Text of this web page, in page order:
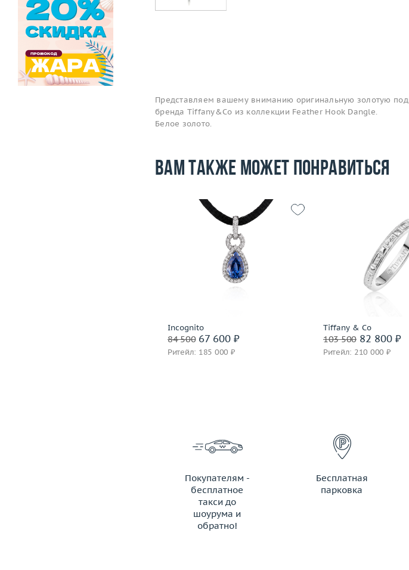
Представляем вашему вниманию оригинальную золотую
бренда Tiffany&Co из коллекции Feather Hook Dangle.
Белое золото.
Вам также может понравиться
Incognito
84 50067 600 ₽
Ритейл: 185 000 ₽
золото 585 пробы
Подробнее
Tiffany & Co
103 50082 800 ₽
Ритейл: 210 000 ₽
платина
Подробнее
Покупателям -
бесплатное
такси до
шоурума и
обратно!
ЗАКАЗАТЬ ТАКСИ
Бесплатная
парковка